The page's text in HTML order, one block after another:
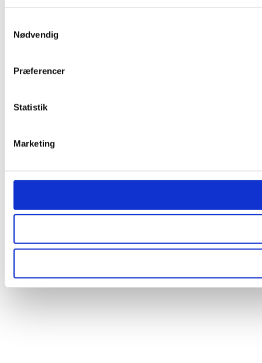
Nødvendig
Præferencer
Statistik
Marketing